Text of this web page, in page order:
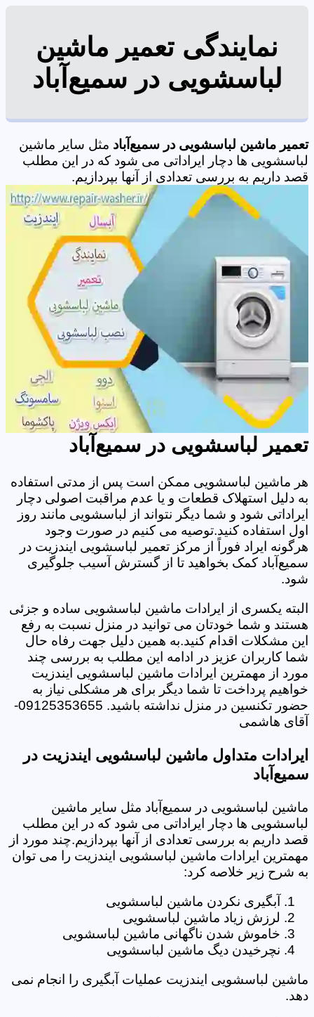
نمایندگی تعمیر ماشین
لباسشویی در سمیع‌آباد
تعمیر ماشین لباسشویی در سمیع‌آباد مثل سایر ماشین
لباسشویی ها دچار ایراداتی می شود که در این مطلب
قصد داریم به بررسی تعدادی از آنها بپردازیم.
تعمیر لباسشویی در سمیع‌آباد
هر ماشین لباسشویی ممکن است پس از مدتی استفاده
به دلیل استهلاک قطعات و یا عدم مراقبت اصولی دچار
ایراداتی شود و شما دیگر نتواند از لباسشویی مانند روز
اول استفاده کنید.توصیه می کنیم در صورت وجود
هرگونه ایراد فوراً از مرکز تعمیر لباسشویی ایندزیت در
سمیع‌آباد کمک بخواهید تا از گسترش آسیب جلوگیری
شود.
البته یکسری از ایرادات ماشین لباسشویی ساده و جزئی
هستند و شما خودتان می توانید در منزل نسبت به رفع
این مشکلات اقدام کنید.به همین دلیل جهت رفاه حال
شما کاربران عزیز در ادامه این مطلب به بررسی چند
مورد از مهمترین ایرادات ماشین لباسشویی ایندزیت
خواهیم پرداخت تا شما دیگر برای هر مشکلی نیاز به
حضور تکنسین در منزل نداشته باشید. 09125353655-
آقای هاشمی
ایرادات متداول ماشین لباسشویی ایندزیت در
سمیع‌آباد
ماشین لباسشویی در سمیع‌آباد مثل سایر ماشین
لباسشویی ها دچار ایراداتی می شود که در این مطلب
قصد داریم به بررسی تعدادی از آنها بپردازیم.چند مورد از
مهمترین ایرادات ماشین لباسشویی ایندزیت را می توان
به شرح زیر خلاصه کرد:
آبگیری نکردن ماشین لباسشویی
لرزش زیاد ماشین لباسشویی
خاموش شدن ناگهانی ماشین لباسشویی
نچرخیدن دیگ ماشین لباسشویی
ماشین لباسشویی ایندزیت عملیات آبگیری را انجام نمی
دهد.